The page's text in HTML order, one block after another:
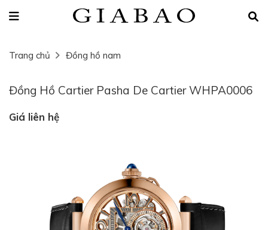
Trang chủ Đồng hồ nam
Đồng Hồ Cartier Pasha De Cartier WHPA0006
Giá liên hệ